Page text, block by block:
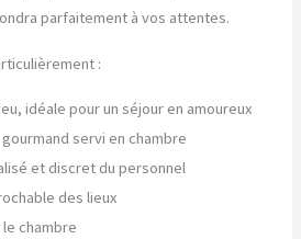
parfaitement à vos attentes.
:
idéale pour un séjour en amoureux
servi en chambre
et discret du personnel
des lieux
chambre